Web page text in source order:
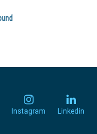
Instagram Linkedin